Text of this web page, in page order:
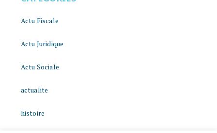
Actu Fiscale
Actu Juridique
Actu Sociale
actualite
histoire